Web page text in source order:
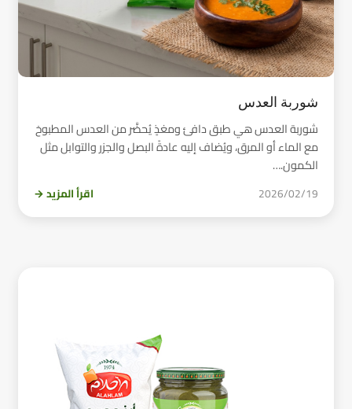
شوربة العدس
شوربة العدس هي طبق دافئ ومغذٍ يُحضَّر من العدس المطبوخ
مع الماء أو المرق، ويُضاف إليه عادةً البصل والجزر والتوابل مثل
الكمون.…
2026/02/19 اقرأ المزيد →